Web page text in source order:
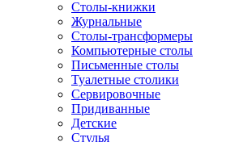
Столы-книжки
Журнальные
Столы-трансформеры
Компьютерные столы
Письменные столы
Туалетные столики
Сервировочные
Придиванные
Детские
Стулья